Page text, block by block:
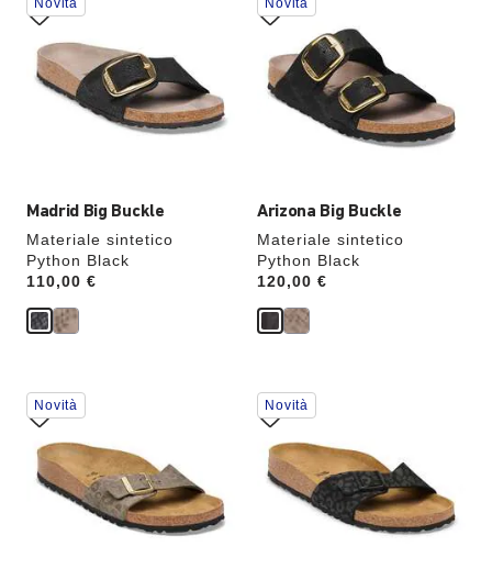
Madrid Big Buckle
Materiale sintetico
Python Black
Price:
110,00 €
con
anteprime
dei
colori,
l’immagine
Novità
Arizona Big Buckle
Materiale sintetico
Python Black
Price:
120,00 €
con
anteprime
dei
colori,
l’immagine
Novità
Interagendo
con
anteprime
dei
colori,
l’immagine
Novità
Interagendo
con
anteprime
dei
colori,
l’immagine
Novità